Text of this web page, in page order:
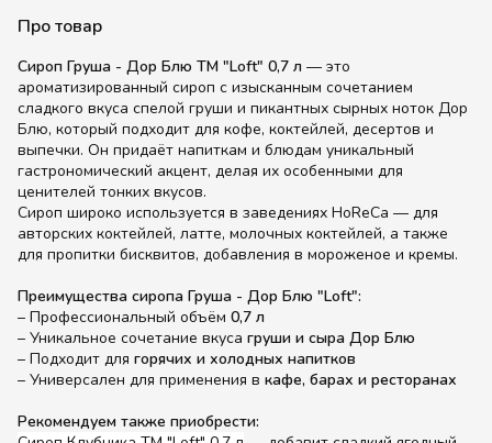
Про товар
Сироп Груша - Дор Блю ТМ "Loft" 0,7 л — это
ароматизированный сироп с изысканным сочетанием
сладкого вкуса спелой груши и пикантных сырных ноток Дор
Блю, который подходит для кофе, коктейлей, десертов и
выпечки. Он придаёт напиткам и блюдам уникальный
гастрономический акцент, делая их особенными для
ценителей тонких вкусов.
Сироп широко используется в заведениях HoReCa — для
авторских коктейлей, латте, молочных коктейлей, а также
для пропитки бисквитов, добавления в мороженое и кремы.
Преимущества сиропа Груша - Дор Блю "Loft":
– Профессиональный объём 0,7 л
– Уникальное сочетание вкуса груши и сыра Дор Блю
– Подходит для горячих и холодных напитков
– Универсален для применения в кафе, барах и ресторанах
Рекомендуем также приобрести: